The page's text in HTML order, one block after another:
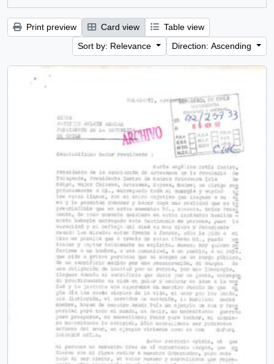
Print preview Card view
Table view
Sort by: Relevance
Direction: Ascending